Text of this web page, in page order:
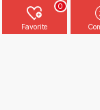
Favorite
0